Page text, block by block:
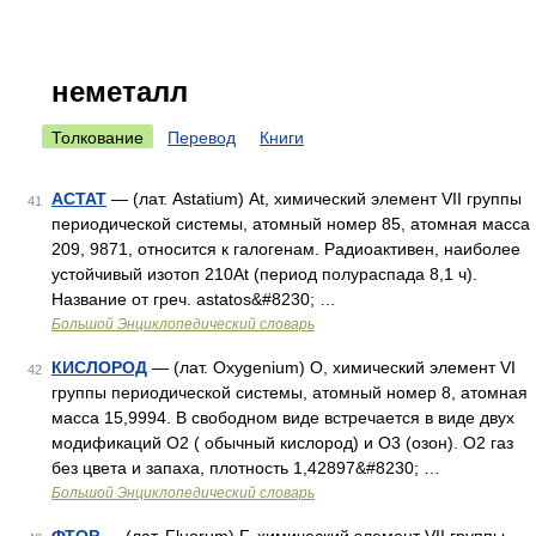
неметалл
Толкование Перевод Книги
41 АСТАТ — (лат. Astatium) At, химический элемент VII группы
периодической системы, атомный номер 85, атомная масса
209, 9871, относится к галогенам. Радиоактивен, наиболее
устойчивый изотоп 210At (период полураспада 8,1 ч).
Название от греч. astatos&#8230; …
Большой Энциклопедический словарь
42 КИСЛОРОД — (лат. Oxygenium) О, химический элемент VI
группы периодической системы, атомный номер 8, атомная
масса 15,9994. В свободном виде встречается в виде двух
модификаций О2 ( обычный кислород) и О3 (озон). О2 газ
без цвета и запаха, плотность 1,42897&#8230; …
Большой Энциклопедический словарь